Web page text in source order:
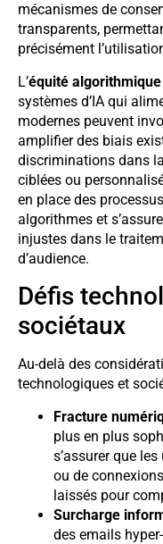
mécanismes de
transparents,
précisément
L’équité algorithmique
systèmes d’IA qui
modernes peuvent
amplifier des biais
discriminations dans
ciblées ou
en place des
algorithmes et
injustes dans le
d’audience.
Défis
sociétaux
Au-delà des
technologiques et
Fracture
plus en plus
s’assurer que
ou de
laissés pour
Surcharge
des emails